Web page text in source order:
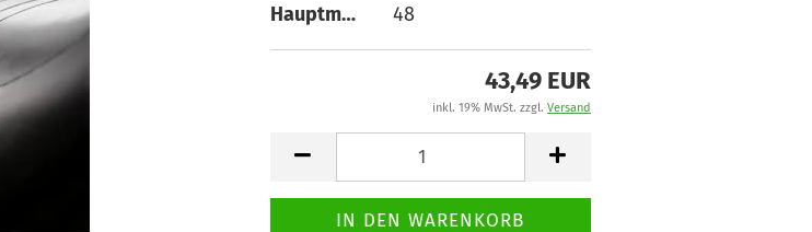
Hauptmass:
48
43,49 EUR
inkl. 19% MwSt. zzgl. Versand